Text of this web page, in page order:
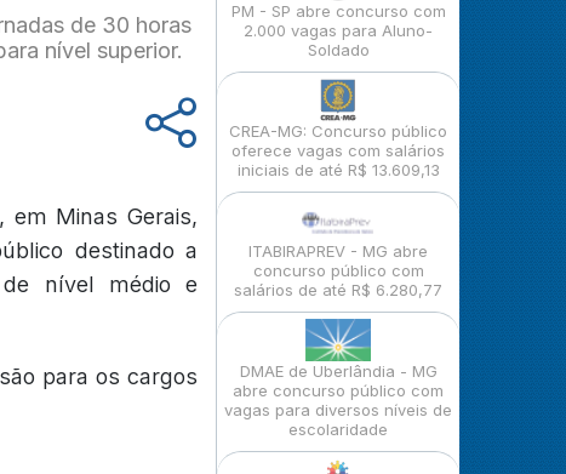
de 30 horas
nível superior.
, em Minas Gerais,
destinado a
de nível médio e
para os cargos
PM - SP abre concurso com
2.000 vagas para Aluno-
Soldado
CREA-MG: Concurso público
oferece vagas com salários
iniciais de até R$ 13.609,13
ITABIRAPREV - MG abre
concurso público com
salários de até R$ 6.280,77
DMAE de Uberlândia - MG
abre concurso público com
vagas para diversos níveis de
escolaridade